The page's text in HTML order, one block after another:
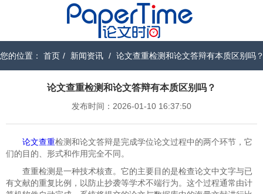
您的位置： 首页 / 新闻资讯 / 论文查重检测和论文答辩有本质区别吗
论文查重检测和论文答辩有本质区别吗？
发布时间：2026-01-10 16:37:50
论文查重检测和论文答辩是完成学位论文过程中的两个环节，它
们的目的、形式和作用完全不同。
查重检测是一种技术核查。它的主要目的是检查论文中文字与已
有文献的重复比例，以防止抄袭等学术不端行为。这个过程通常由计